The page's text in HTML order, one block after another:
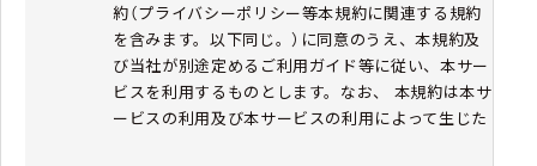
約（プライバシーポリシー等本規約に関連する規約
を含みます。以下同じ。）に同意のうえ、本規約及
び当社が別途定めるご利用ガイド等に従い、本サー
ビスを利用するものとします。なお、 本規約は本サ
ービスの利用及び本サービスの利用によって生じた